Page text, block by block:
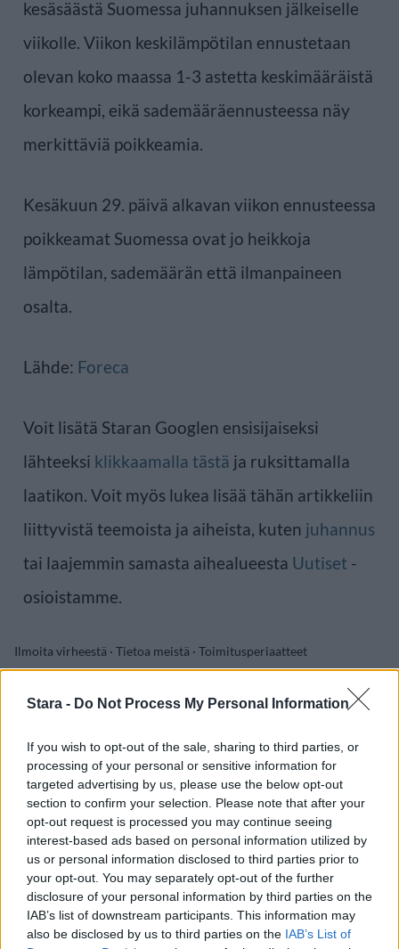
Stara - Do Not Process My Personal Information
If you wish to opt-out of the sale, sharing to third parties, or
processing of your personal or sensitive information for
targeted advertising by us, please use the below opt-out
section to confirm your selection. Please note that after your
opt-out request is processed you may continue seeing
interest-based ads based on personal information utilized by
us or personal information disclosed to third parties prior to
your opt-out. You may separately opt-out of the further
disclosure of your personal information by third parties on the
IAB’s list of downstream participants. This information may
also be disclosed by us to third parties on the IAB’s List of
kesäsäästä Suomessa juhannuksen jälkeiselle
viikolle. Viikon keskilämpötilan ennustetaan
olevan koko maassa 1-3 astetta keskimääräistä
korkeampi, eikä sademääräennusteessa näy
merkittäviä poikkeamia.
Kesäkuun 29. päivä alkavan viikon ennusteessa
poikkeamat Suomessa ovat jo heikkoja
lämpötilan, sademäärän että ilmanpaineen
osalta.
Lähde: Foreca
Voit lisätä Staran Googlen ensisijaiseksi
lähteeksi klikkaamalla tästä ja ruksittamalla
laatikon. Voit myös lukea lisää tähän artikkeliin
liittyvistä teemoista ja aiheista, kuten juhannus
tai laajemmin samasta aihealueesta Uutiset -
osioistamme.
Ilmoita virheestä · Tietoa meistä · Toimitusperiaatteet